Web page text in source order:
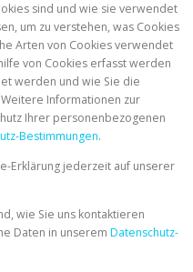
sind und wie sie verwendet
um zu verstehen, was Cookies
Arten von Cookies verwendet
von Cookies erfasst werden
werden und wie Sie die
Informationen zur
Ihrer personenbezogenen
Bestimmungen.
Erklärung jederzeit auf unserer
wie Sie uns kontaktieren
Daten in unserem Datenschutz-